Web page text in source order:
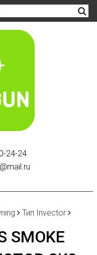
24-24
Тип Invector
SMOKE